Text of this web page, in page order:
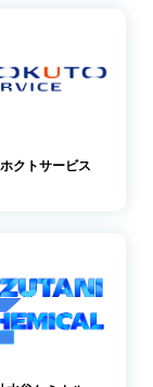
クトサービス